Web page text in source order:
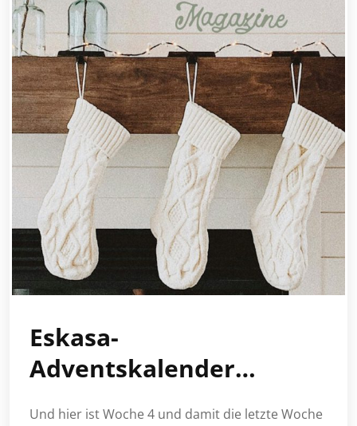
Eskasa-
Adventskalender…
Und hier ist Woche 4 und damit die letzte Woche